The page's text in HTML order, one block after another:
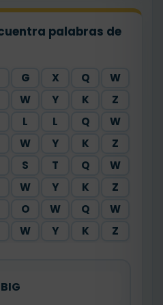
palabras de
G X Q
W
W Y K
Z
L L Q
W
W Y K
Z
S T Q
W
W Y K
Z
O W Q
W
W Y K Z
BIG